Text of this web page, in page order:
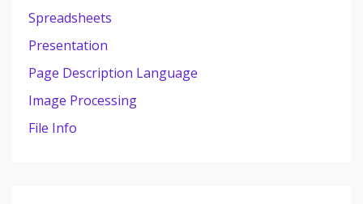
Spreadsheets
Presentation
Page Description Language
Image Processing
File Info